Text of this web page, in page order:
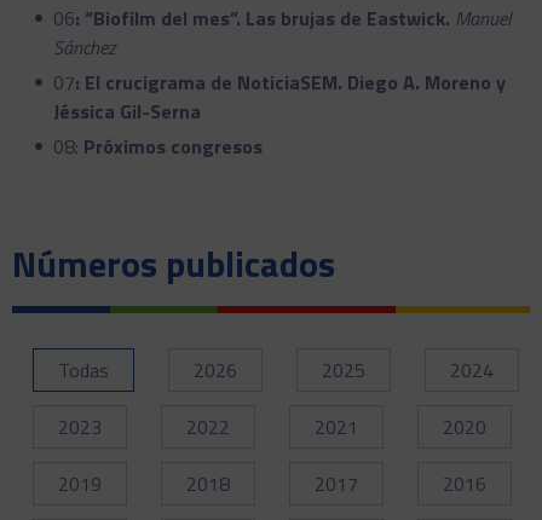
06: “Biofilm del mes”. Las brujas de Eastwick. Manuel
Sánchez
07: El crucigrama de NoticiaSEM. Diego A. Moreno y
Jéssica Gil-Serna
08: Próximos congresos
Números publicados
Todas 2026 2025
2024
2023
2022 2021
2020
2019
2018 2017
2016